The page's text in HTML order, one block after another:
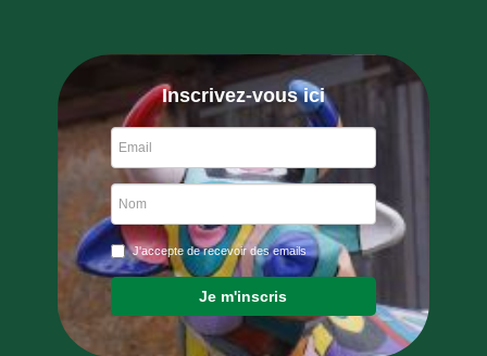
Inscrivez-vous ici
J'accepte de recevoir des emails
Je m'inscris